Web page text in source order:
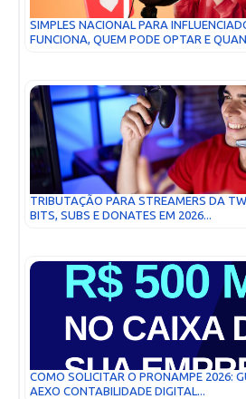
SIMPLES NACIONAL PARA
FUNCIONA, QUEM PODE OPTAR E
TRIBUTAÇÃO PARA STREAMERS DA
BITS, SUBS E DONATES EM 2026...
COMO SOLICITAR O PRONAMPE 2026:
AEXO CONTABILIDADE DIGITAL...